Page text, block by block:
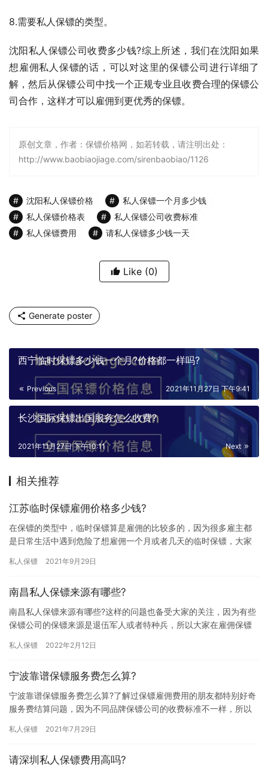
8.需要私人保镖的类型。
沈阳私人保镖公司收费多少钱?综上所述，我们在沈阳如果
想雇佣私人保镖的话，可以对这里的保镖公司进行详细了
解，然后从保镖公司中找一个正规专业且收费合理的保镖公
司合作，这样才可以雇佣到更优秀的保镖。
原创文章，作者：保镖价格网，如若转载，请注明出处：
http://www.baobiaojiage.com/sirenbaobiao/1126
沈阳私人保镖价格
私人保镖一个月多少钱
私人保镖价格表
私人保镖公司收费标准
私人保镖费用
请私人保镖多少钱一天
Like (0)
Generate poster
西宁临时保镖多少钱一个月?价格都一样吗?
Previous 2021年11月27日 下午9:41
长沙国际保镖出国服务怎么收费?
Next
2021年11月27日 下午10:11
相关推荐
江苏临时保镖雇佣价格多少钱?
在保镖的类型中，临时保镖算是雇佣的比较多的，因为很多雇主都
是日常生活中遇到危险了想雇佣一个月或者几天的临时保镖，大家
江苏临…
私人保镖 2021年9月29日
南昌私人保镖来源有哪些?
南昌私人保镖来源有哪些?这样的问题也备受大家的关注，因为有些
保镖公司的保镖来源是退伍军人或者特种兵，所以大家在雇佣保镖
镖公…
私人保镖 2022年2月12日
宁波靠谱保镖服务费怎么算?
宁波靠谱保镖服务费怎么算?了解过保镖雇佣费用的朋友都特别好奇
服务费结算问题，因为不同品牌保镖公司的收费标准不一样，所以
算?…
私人保镖 2021年7月29日
请深圳私人保镖费用高吗?